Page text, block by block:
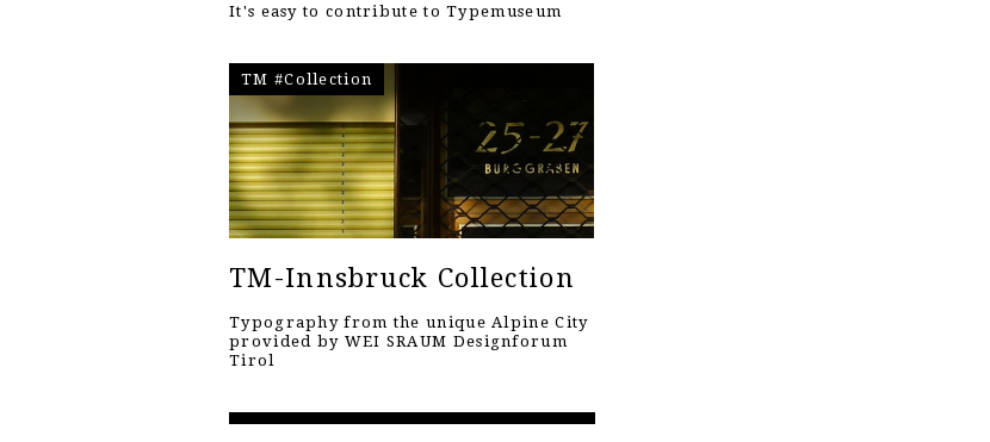
It's easy to contribute to Typemuseum
TM #Collection
TM-Innsbruck Collection
Typography from the unique Alpine City
provided by WEI SRAUM Designforum
Tirol